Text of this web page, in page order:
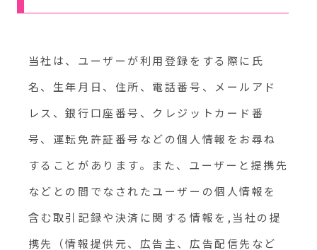
当社は、ユーザーが利用登録をする際に氏
名、生年月日、住所、電話番号、メールアド
レス、銀行口座番号、クレジットカード番
号、運転免許証番号などの個人情報をお尋ね
することがあります。また、ユーザーと提携先
などとの間でなされたユーザーの個人情報を
含む取引記録や決済に関する情報を,当社の提
携先（情報提供元、広告主、広告配信先など